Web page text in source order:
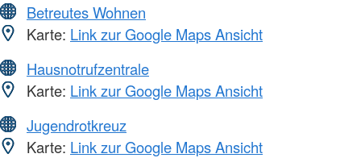
Betreutes Wohnen
Karte: Link zur Google Maps Ansicht
Hausnotrufzentrale
Karte: Link zur Google Maps Ansicht
Jugendrotkreuz
Karte: Link zur Google Maps Ansicht